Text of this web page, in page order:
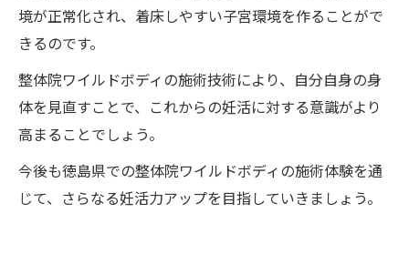
する仕組み
妊娠しやすい体作りのための整体院ワイル
ドボディの施術の重要性
徳島県の整体院ワイルドボディの施術で改
善する子宮の冷え
冷えを改善するための整体院ワイルドボデ
ィの施術技術
境が正常化され、着床しやすい子宮環境を作ることがで
きるのです。
整体院ワイルドボディの施術技術により、自分自身の身
体を見直すことで、これからの妊活に対する意識がより
高まることでしょう。
今後も徳島県での整体院ワイルドボディの施術体験を通
じて、さらなる妊活力アップを目指していきましょう。